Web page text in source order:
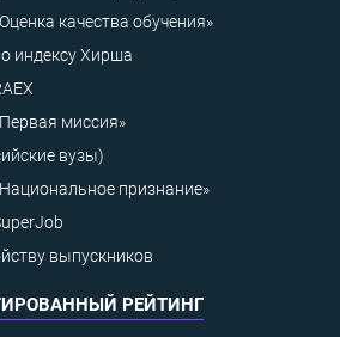
качества обучения»
индексу Хирша
миссия»
вузы)
признание»
выпускников
РЕЙТИНГ